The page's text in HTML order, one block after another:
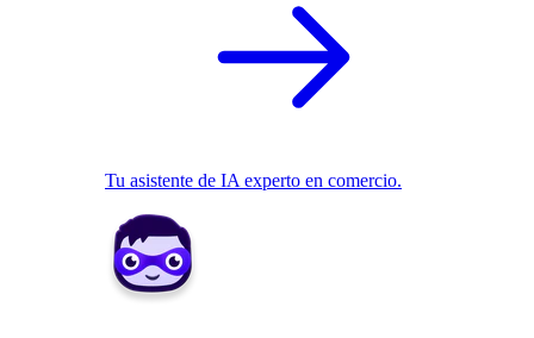
Tu asistente de IA experto en comercio.